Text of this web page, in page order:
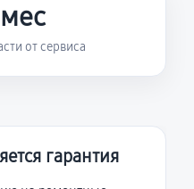
от сервиса
гарантия